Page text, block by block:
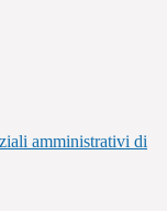
amministrativi di